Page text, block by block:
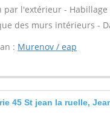
par l'extérieur - Habillage
des murs intérieurs -
: Murenov / eap
45 St jean la ruelle,